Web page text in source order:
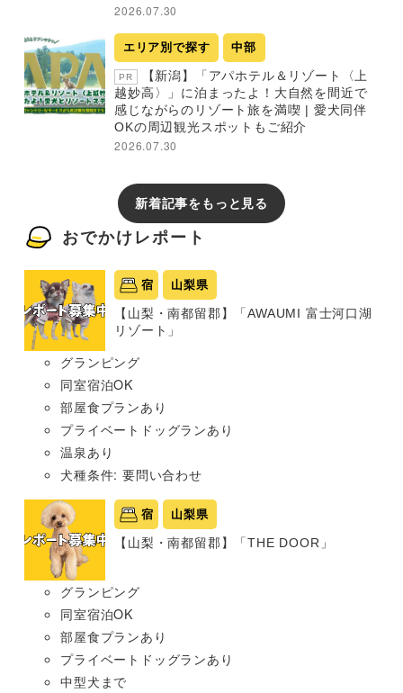
2026.07.30
エリア別で探す 中部
PR
【新潟】「アパホテル＆リゾート〈上
越妙高〉」に泊まったよ！大自然を間近で
感じながらのリゾート旅を満喫 | 愛犬同伴
OKの周辺観光スポットもご紹介
2026.07.30
新着記事をもっと見る
おでかけレポート
宿 山梨県
【山梨・南都留郡】「AWAUMI 富士河口湖
リゾート」
グランピング
同室宿泊OK
部屋食プランあり
プライベートドッグランあり
温泉あり
犬種条件: 要問い合わせ
宿 山梨県
【山梨・南都留郡】「THE DOOR」
グランピング
同室宿泊OK
部屋食プランあり
プライベートドッグランあり
中型犬まで